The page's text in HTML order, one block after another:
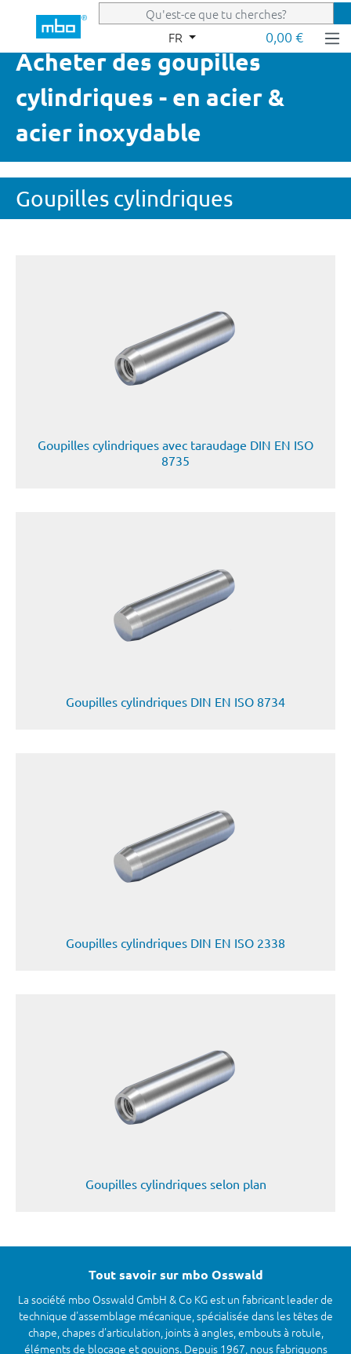
Passer au contenu principal
FR 0,00 €
Acheter des goupilles
cylindriques - en acier &
acier inoxydable
Goupilles cylindriques
Goupilles cylindriques avec taraudage DIN EN ISO
8735
Goupilles cylindriques DIN EN ISO 8734
Goupilles cylindriques DIN EN ISO 2338
Goupilles cylindriques selon plan
Tout savoir sur mbo Osswald
La société mbo Osswald GmbH & Co KG est un fabricant leader de
technique d'assemblage mécanique, spécialisée dans les têtes de
chape, chapes d’articulation, joints à angles, embouts à rotule,
éléments de blocage et goujons. Depuis 1967, nous fabriquons